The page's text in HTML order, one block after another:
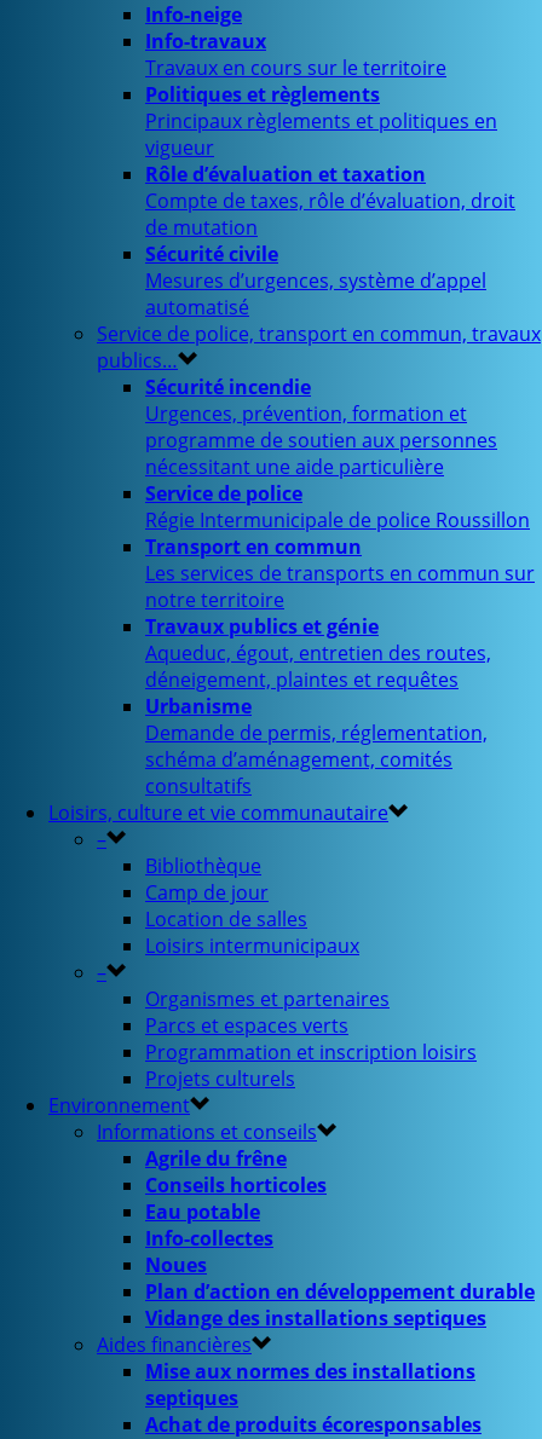
Info-neige
Info-travaux
Travaux en cours sur le territoire
Politiques et règlements
Principaux règlements et politiques en
vigueur
Rôle d’évaluation et taxation
Compte de taxes, rôle d’évaluation, droit
de mutation
Sécurité civile
Mesures d’urgences, système d’appel
automatisé
Service de police, transport en commun, travaux
publics…
Sécurité incendie
Urgences, prévention, formation et
programme de soutien aux personnes
nécessitant une aide particulière
Service de police
Régie Intermunicipale de police Roussillon
Transport en commun
Les services de transports en commun sur
notre territoire
Travaux publics et génie
Aqueduc, égout, entretien des routes,
déneigement, plaintes et requêtes
Urbanisme
Demande de permis, réglementation,
schéma d’aménagement, comités
consultatifs
Loisirs, culture et vie communautaire
–
Bibliothèque
Camp de jour
Location de salles
Loisirs intermunicipaux
–
Organismes et partenaires
Parcs et espaces verts
Programmation et inscription loisirs
Projets culturels
Environnement
Informations et conseils
Agrile du frêne
Conseils horticoles
Eau potable
Info-collectes
Noues
Plan d’action en développement durable
Vidange des installations septiques
Aides financières
Mise aux normes des installations
septiques
Achat de produits écoresponsables